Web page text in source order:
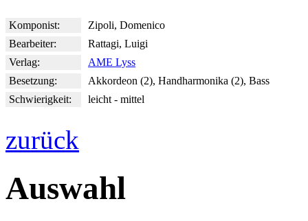
Komponist:
Zipoli, Domenico
Bearbeiter:
Rattagi, Luigi
Verlag:
AME Lyss
Besetzung:
Akkordeon (2), Handharmonika (2), Bass
Schwierigkeit:
leicht - mittel
zurück
Auswahl